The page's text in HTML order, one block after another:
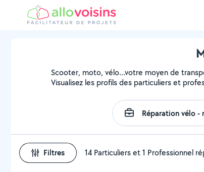
Scooter, moto, vélo...votre moyen de
Visualisez les profils des particuliers et
Filtres 14 Particuliers et 1 Professionnel